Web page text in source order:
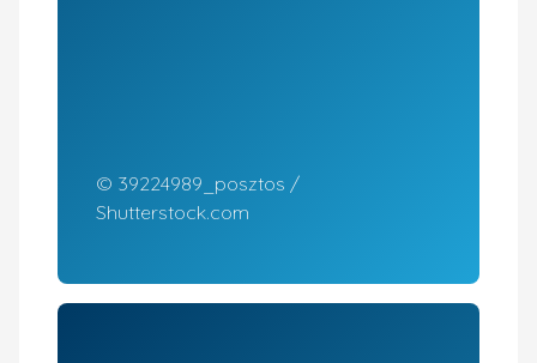
© 39224989_­­posztos /
Shutter­stock.com